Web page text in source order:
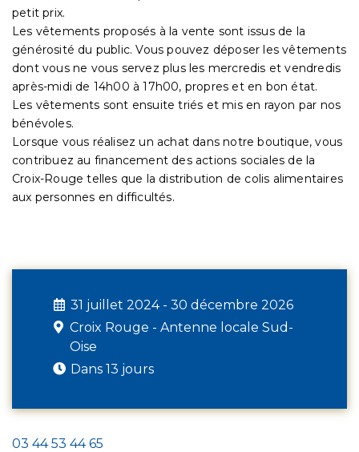
petit prix.
Les vêtements proposés à la vente sont issus de la
générosité du public. Vous pouvez déposer les vêtements
dont vous ne vous servez plus les mercredis et vendredis
après-midi de 14h00 à 17h00, propres et en bon état.
Les vêtements sont ensuite triés et mis en rayon par nos
bénévoles.
Lorsque vous réalisez un achat dans notre boutique, vous
contribuez au financement des actions sociales de la
Croix-Rouge telles que la distribution de colis alimentaires
aux personnes en difficultés.
31 juillet 2024 - 30 décembre 2026
Croix Rouge - Antenne locale Sud-
Oise
Dans 13 jours
03 44 53 44 65